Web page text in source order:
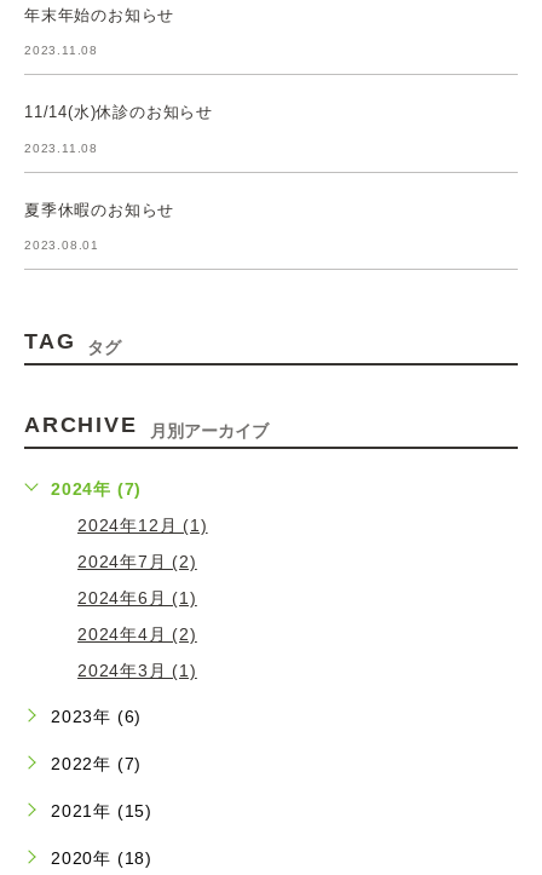
年末年始のお知らせ
2023.11.08
11/14(水)休診のお知らせ
2023.11.08
夏季休暇のお知らせ
2023.08.01
TAG タグ
ARCHIVE 月別アーカイブ
2024年 (7)
2024年12月 (1)
2024年7月 (2)
2024年6月 (1)
2024年4月 (2)
2024年3月 (1)
2023年 (6)
2022年 (7)
2021年 (15)
2020年 (18)